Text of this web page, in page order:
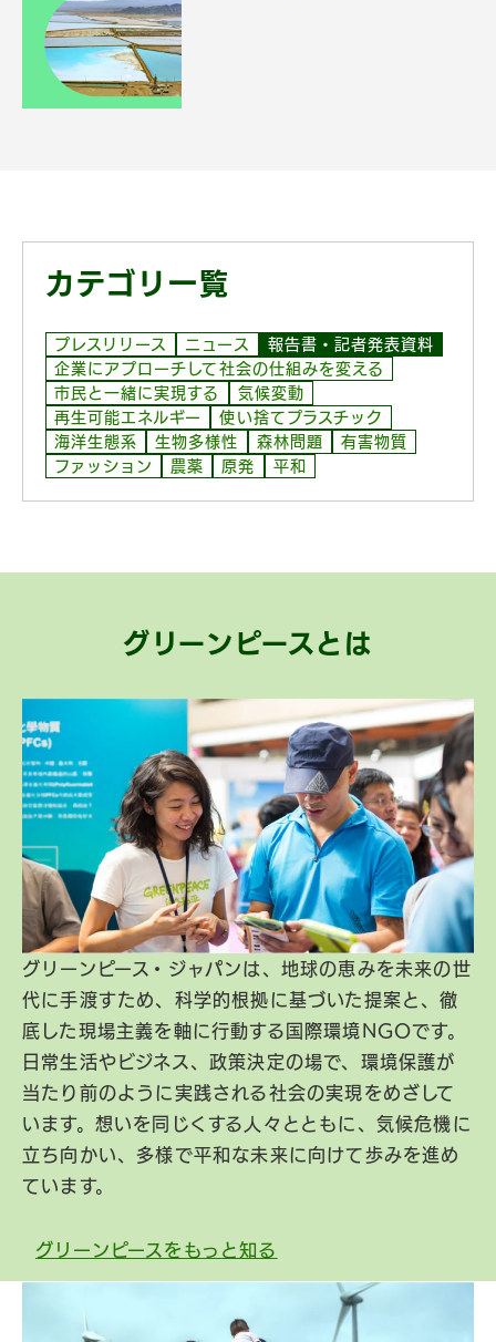
カテゴリ一覧
プレスリリース ニュース
報告書・記者発表資料
企業にアプローチして社会の仕組みを変える
市民と一緒に実現する
気候変動
再生可能エネルギー
使い捨てプラスチック
海洋生態系
生物多様性 森林問題
有害物質
ファッション
農薬 原発 平和
グリーンピースとは
グリーンピース・ジャパンは、地球の恵みを未来の世
代に手渡すため、科学的根拠に基づいた提案と、徹
底した現場主義を軸に行動する国際環境NGOです。
日常生活やビジネス、政策決定の場で、環境保護が
当たり前のように実践される社会の実現をめざして
います。想いを同じくする人々とともに、気候危機に
立ち向かい、多様で平和な未来に向けて歩みを進め
ています。
グリーンピースをもっと知る